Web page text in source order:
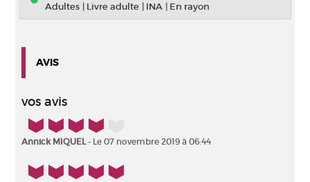
Adultes | Livre adulte | INA | En rayon
AVIS
vos avis
4/5
Annick MIQUEL- Le 07 novembre 2019 à 06:44
5/5